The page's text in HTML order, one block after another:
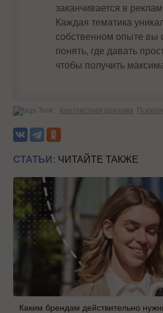
заканчивается в
Каждая тематика
собственном опыте вы
понять, где давать
чтобы получить
Теги: Контекстная реклама
СТАТЬИ: ЧИТАЙТЕ ТАКЖЕ
Каким брендам действительно